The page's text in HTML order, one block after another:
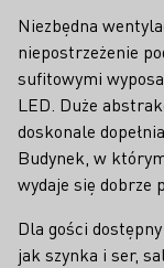
Niezbędna
niepostrzeżenie
sufitowymi
LED. Duże
doskonale
Budynek, w
wydaje się dobrze
Dla gości
jak szynka i ser,